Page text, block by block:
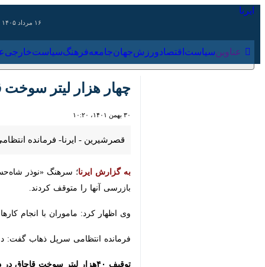
عناوین‌ سیاست اقتصاد ورزش جهان جامعه فرهنگ
چهار هزار لیتر سوخت
قصرشیرین - ایرنا- فرمانده
به گزارش ایرنا ؛ سرهنگ «نوذر
آنها را متوقف کردند.
وی اظهار کرد: ماموران با انجام
فرمانده انتظامی سرپل ذهاب گفت:
توقیف ۴۰هزار لیتر سوخت قاچاق در دالاهو